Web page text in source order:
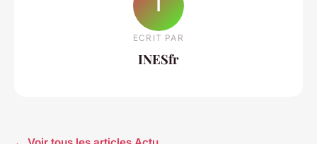
I
ECRIT PAR
INESfr